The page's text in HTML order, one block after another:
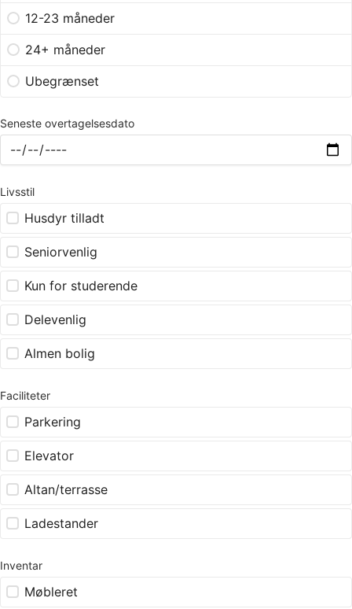
12-23 måneder
24+ måneder
Ubegrænset
Seneste overtagelsesdato
Livsstil
Husdyr tilladt
Seniorvenlig
Kun for studerende
Delevenlig
Almen bolig
Faciliteter
Parkering
Elevator
Altan/terrasse
Ladestander
Inventar
Møbleret